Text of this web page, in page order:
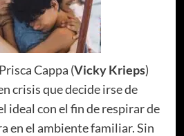
Cappa (Vicky Krieps)
crisis que decide irse de
ideal con el fin de respirar de
en el ambiente familiar. Sin